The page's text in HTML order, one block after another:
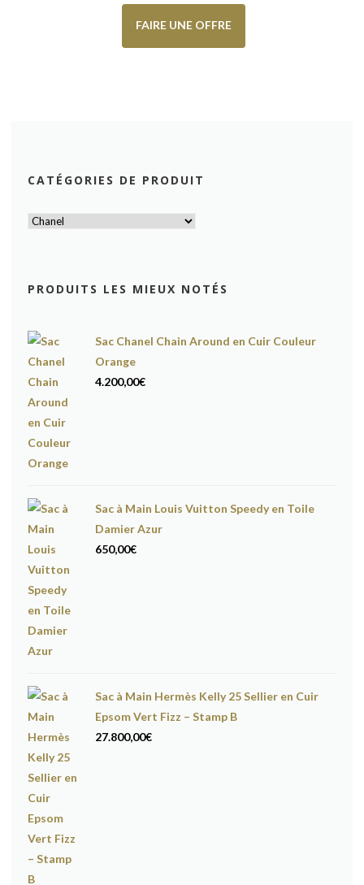
FAIRE UNE OFFRE
CATÉGORIES DE PRODUIT
PRODUITS LES MIEUX NOTÉS
Sac Chanel Chain Around en Cuir Couleur
Orange
4.200,00€
Sac à Main Louis Vuitton Speedy en Toile
Damier Azur
650,00€
Sac à Main Hermès Kelly 25 Sellier en Cuir
Epsom Vert Fizz – Stamp B
27.800,00€